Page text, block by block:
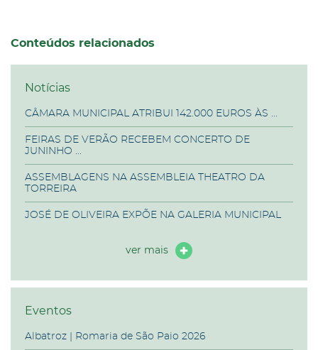
Conteúdos relacionados
Notícias
CÂMARA MUNICIPAL ATRIBUI 142.000 EUROS ÀS ...
FEIRAS DE VERÃO RECEBEM CONCERTO DE
JUNINHO ...
ASSEMBLAGENS NA ASSEMBLEIA THEATRO DA
TORREIRA
JOSÉ DE OLIVEIRA EXPÕE NA GALERIA MUNICIPAL
ver mais
Eventos
Albatroz | Romaria de São Paio 2026